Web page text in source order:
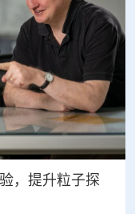
，提升粒子探